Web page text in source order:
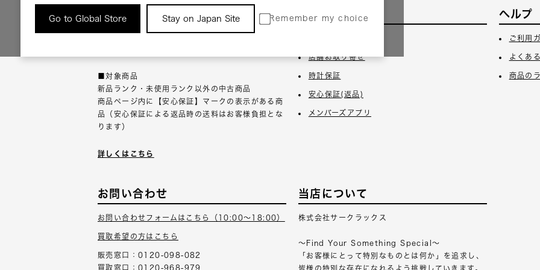
Go to Global Store Stay on Japan Site Remember my choice
返品について
■対象商品
新品ランク・未使用ランク以外の中古商品
商品ページ内に【安心保証】マークの表示がある商
品（安心保証による返品時の送料はお客様負担とな
ります）
詳しくはこちら
サービス
店舗お取り寄せ
時計保証
安心保証(返品)
メンバーズアプリ
ヘルプ
ご利用
よくあ
商品の
お問い合わせ
お問い合わせフォームはこちら（10:00～18:00）
買取希望の方はこちら
販売窓口：0120-098-082
買取窓口：0120-968-979
当店について
株式会社サークラックス
～Find Your Something Special～
「お客様にとって特別なものとは何か」を追求し、
皆様の特別な存在になれるよう挑戦していきます。